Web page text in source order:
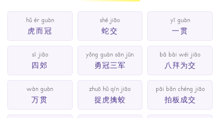
hǔ ér guàn
虎而冠
shé jiāo
蛇交
yī guàn
一贯
sì jiāo
四郊
yǒng guàn sān jūn
勇冠三军
bā bài wéi jiāo
八拜为交
wàn guàn
万贯
zhuō hǔ qín jiāo
捉虎擒蛟
pāi bǎn chéng jiāo
拍板成交